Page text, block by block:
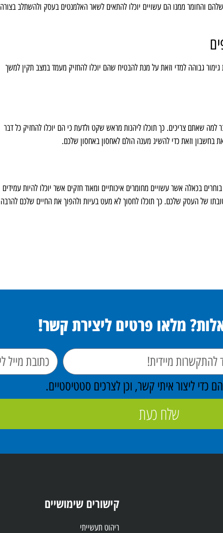
והחומר ממנו הם עשויים יוכלו להתאים לשאר האלמנטים בעסק ולהשתלב בצורה
גבוהה למדי וזאת על מנת להבטיח שהם יוכלו להחזיק מעמד במצב תקין למשך
שאתם צריכים. כך תוכלו ליהנות מראש שקט ולדעת כי הם יוכלו להחזיק כל דבר
בחשבון וזאת כדי להשיג מענה הולם לאחסון באחסון שלכם.
בכאלה אשר עשויים מחומרים איכותיים ומאוד חזקים אשר יוכלו להיות עמידים
של העסק שלכם. כך תוכלו לחסוך לא מעט בעיות ולהפוך את החיים שלכם להרבה
מלאו פרטים ליצירת קשר!
ליצור איתי קשר, וכן לצרכים סטטיסטיים.
שלח כעת
קישורים שימושיים
ריהוט תעשייתי